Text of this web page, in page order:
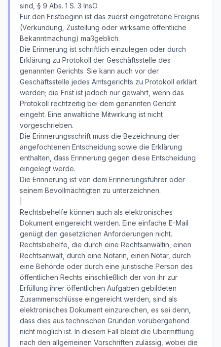
sind, § 9 Abs. 1 S. 3 InsO.
Für den Fristbeginn ist das zuerst eingetretene Ereignis
(Verkündung, Zustellung oder wirksame öffentliche
Bekanntmachung) maßgeblich.
Die Erinnerung ist schriftlich einzulegen oder durch
Erklärung zu Protokoll der Geschäftsstelle des
genannten Gerichts. Sie kann auch vor der
Geschäftsstelle jedes Amtsgerichts zu Protokoll erklärt
werden; die Frist ist jedoch nur gewahrt, wenn das
Protokoll rechtzeitig bei dem genannten Gericht
eingeht. Eine anwaltliche Mitwirkung ist nicht
vorgeschrieben.
Die Erinnerungsschrift muss die Bezeichnung der
angefochtenen Entscheidung sowie die Erklärung
enthalten, dass Erinnerung gegen diese Entscheidung
eingelegt werde.
Die Erinnerung ist von dem Erinnerungsführer oder
seinem Bevollmächtigten zu unterzeichnen.
Rechtsbehelfe können auch als elektronisches
Dokument eingereicht werden. Eine einfache E-Mail
genügt den gesetzlichen Anforderungen nicht.
Rechtsbehelfe, die durch eine Rechtsanwältin, einen
Rechtsanwalt, durch eine Notarin, einen Notar, durch
eine Behörde oder durch eine juristische Person des
öffentlichen Rechts einschließlich der von ihr zur
Erfüllung ihrer öffentlichen Aufgaben gebildeten
Zusammenschlüsse eingereicht werden, sind als
elektronisches Dokument einzureichen, es sei denn,
dass dies aus technischen Gründen vorübergehend
nicht möglich ist. In diesem Fall bleibt die Übermittlung
nach den allgemeinen Vorschriften zulässig, wobei die